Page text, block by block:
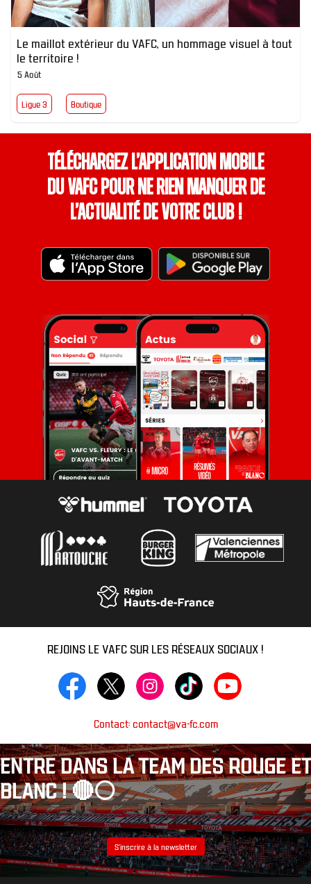
Le maillot extérieur du VAFC, un hommage visuel à tout
le territoire !
5 Août
Ligue 3 Boutique
Téléchargez l’application mobile
du VAFC pour ne rien manquer de
l’actualité de votre club !
REJOINS LE VAFC SUR LES RÉSEAUX SOCIAUX !
Contact: contact@va-fc.com
ENTRE DANS LA TEAM DES ROUGE ET
BLANC ! 🔴⚪️
S’inscrire à la newsletter